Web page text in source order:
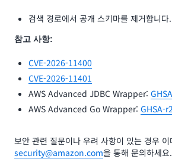
검색 경로에서 공개 스키마를 제거합니다.
참고 사항:
CVE-2026-11400
CVE-2026-11401
AWS Advanced JDBC Wrapper:
AWS Advanced Go Wrapper: GHSA-
보안 관련 질문이나 우려 사항이 있는 경우 이
security@amazon.com을 통해 문의하세요.